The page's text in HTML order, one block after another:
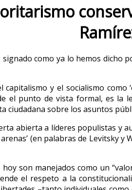
como ya lo hemos dicho
y el socialismo como
el punto de vista formal, es la
ciudadana sobre los asuntos
abierta a líderes populistas y
(en palabras de Levitsky
son manejados como un
el respeto a la